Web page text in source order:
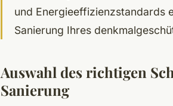
und Energieeffizienzstandards
Sanierung Ihres
Auswahl des richtigen
Sanierung